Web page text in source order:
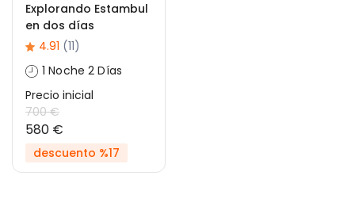
Explorando Estambul
en dos días
4.91 (11)
1 Noche 2 Días
Precio inicial
700 €
580 €
descuento %17